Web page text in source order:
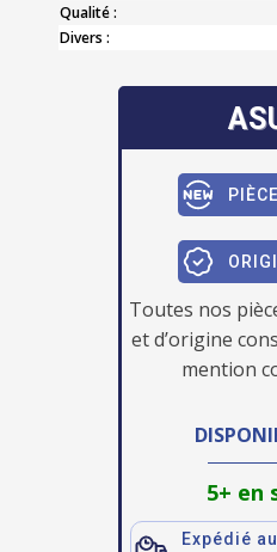
Qualité :
Divers :
Toutes nos
et d’origine
mention
5+ en
Expédié